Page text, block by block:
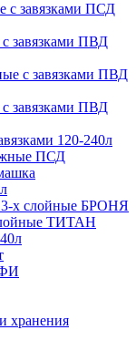
с завязками ПСД
завязками ПВД
с завязками ПВД
завязками ПВД
120-240л
ПСД
х слойные БРОНЯ
ТИТАН
хранения